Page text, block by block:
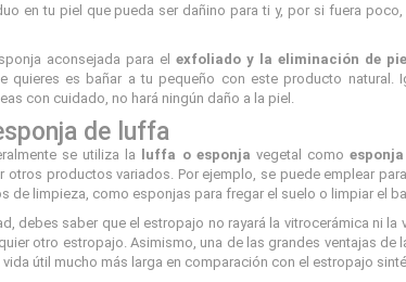
en tu piel que pueda ser dañino para ti y, por si fuera
aconsejada para el exfoliado y la eliminación de
es bañar a tu pequeño con este producto natural.
con cuidado, no hará ningún daño a la piel.
de luffa
se utiliza la luffa o esponja vegetal como
otros productos variados. Por ejemplo, se puede emplear
de limpieza, como esponjas para fregar el suelo o limpiar el
debes saber que el estropajo no rayará la vitrocerámica ni
otro estropajo. Asimismo, una de las grandes ventajas de
vida útil mucho más larga en comparación con el estropajo